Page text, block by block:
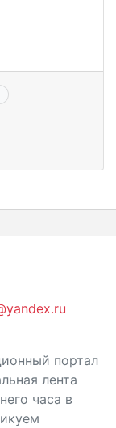
портал
лента
часа в